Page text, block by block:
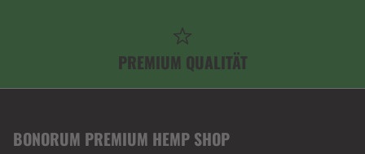
PREMIUM QUALITÄT
BONORUM PREMIUM HEMP SHOP